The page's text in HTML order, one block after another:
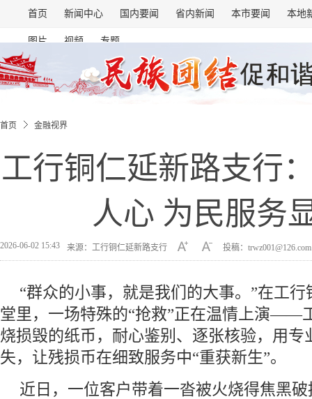
首页 新闻中心 国内要闻 省内新闻 本市要闻 本地
图片 视频 专题
首页 金融视界
工行铜仁延新路支行
人心 为民服务
2026-06-02 15:43 来源：工行铜仁延新路支行 投稿：
“群众的小事，就是我们的大事。”在工
堂里，一场特殊的“抢救”正在温情上演——
烧损毁的纸币，耐心鉴别、逐张核验，用专
失，让残损币在细致服务中“重获新生”。
近日，一位客户带着一沓被火烧得焦黑